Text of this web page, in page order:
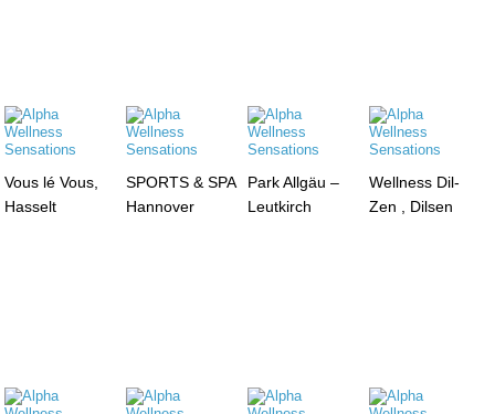
Vous lé Vous,
Hasselt
SPORTS & SPA
Hannover
Park Allgäu –
Leutkirch
Wellness Dil-
Zen , Dilsen